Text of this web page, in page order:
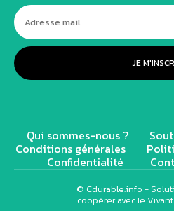
JE
Qui sommes-nous ?
Conditions générales
Confidentialité
© Cdurable.info -
coopérer avec le